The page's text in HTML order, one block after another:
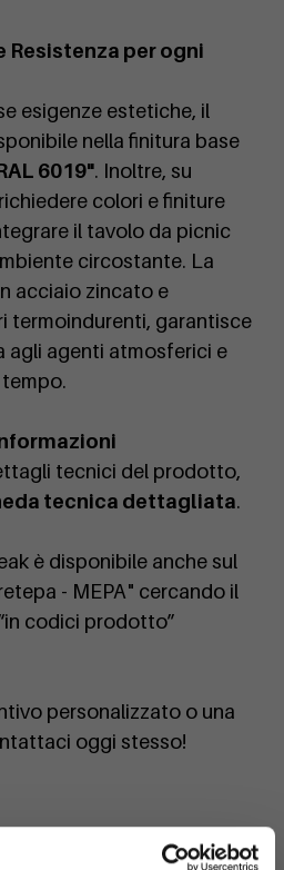
Resistenza per ogni
esigenze estetiche, il
nella finitura base
6019". Inoltre, su
colori e finiture
il tavolo da picnic
circostante. La
acciaio zincato e
termoindurenti, garantisce
agli agenti atmosferici e
tecnici del prodotto,
tecnica dettagliata.
è disponibile anche sul
- MEPA" cercando il
codici prodotto”
personalizzato o una
oggi stesso!